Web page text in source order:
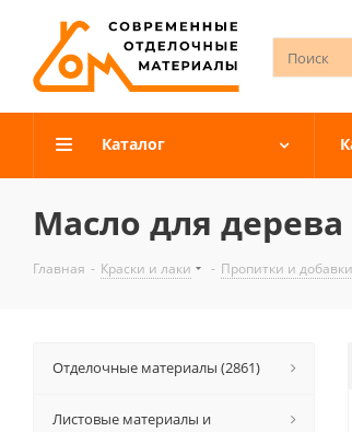
Каталог
Масло для
Главная - Краски и лаки - Пропитки и добавки
Отделочные материалы (2861)
Листовые материалы и